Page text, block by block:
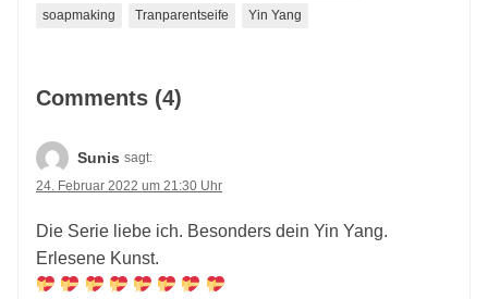
soapmaking Tranparentseife Yin Yang
Comments (4)
Sunis sagt:
24. Februar 2022 um 21:30 Uhr
Die Serie liebe ich. Besonders dein Yin Yang.
Erlesene Kunst.